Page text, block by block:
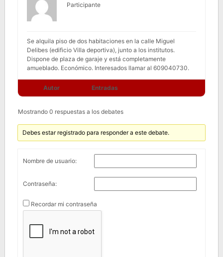
Participante
Se alquila piso de dos habitaciones en la calle Miguel
Delibes (edificio Villa deportiva), junto a los institutos.
Dispone de plaza de garaje y está completamente
amueblado. Económico. Interesados llamar al 609040730.
Autor Entradas
Mostrando 0 respuestas a los debates
Debes estar registrado para responder a este debate.
Nombre de usuario:
Contraseña:
Recordar mi contraseña